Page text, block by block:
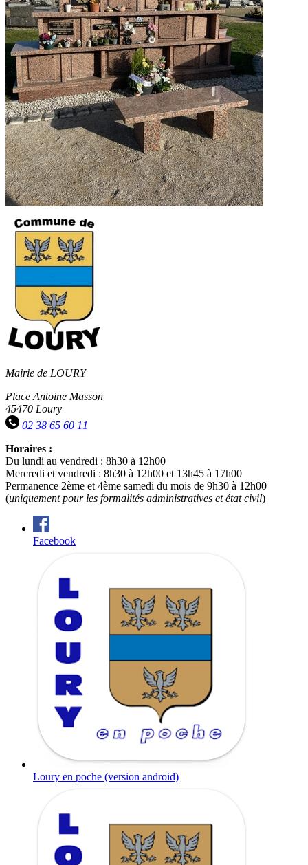
Mairie de LOURY
Place Antoine Masson
45470 Loury
02 38 65 60 11
Horaires :
Du lundi au vendredi : 8h30 à 12h00
Mercredi et vendredi : 8h30 à 12h00 et 13h45 à 17h00
Permanence 2ème et 4ème samedi du mois de 9h30 à 12h00
(uniquement pour les formalités administratives et état civil)
Facebook
Loury en poche (version android)